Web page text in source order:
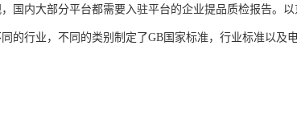
国内大部分平台都需要入驻平台的企业提品质检报告。
的行业，不同的类别制定了GB国家标准，行业标准以及